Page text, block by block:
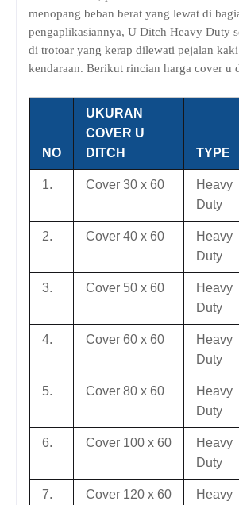
menopang beban berat yang lewat di
pengaplikasiannya, U Ditch Heavy Duty
di trotoar yang kerap dilewati pejalan
kendaraan. Berikut rincian harga cover u
NO
UKURAN
COVER U
DITCH
TYPE
1. Cover 30 x 60
Heavy
Duty
2. Cover 40 x 60
Heavy
Duty
3. Cover 50 x 60
Heavy
Duty
4. Cover 60 x 60
Heavy
Duty
5. Cover 80 x 60
Heavy
Duty
6. Cover 100 x 60
Heavy
Duty
7. Cover 120 x 60
Heavy